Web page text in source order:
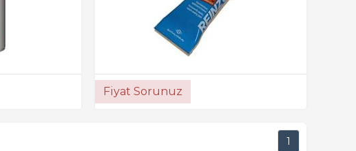
Fiyat Sorunuz
1